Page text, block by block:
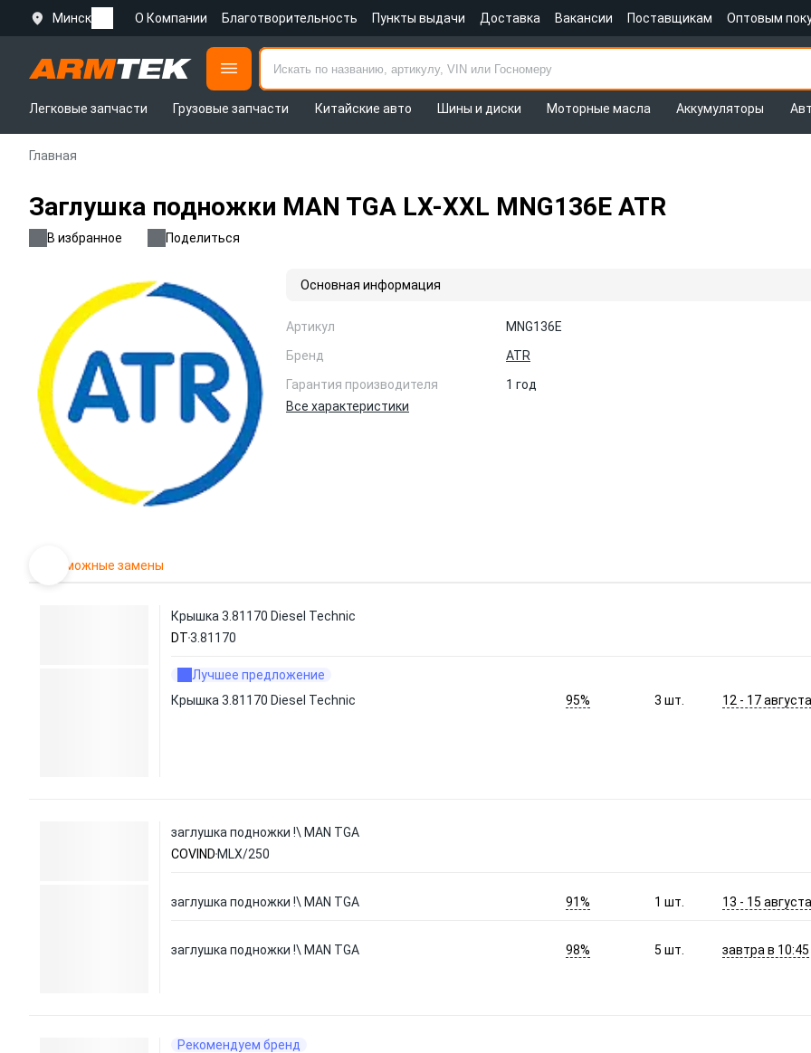
Минск О Компании Благотворительность Пункты выдачи Доставка Вакансии Поставщикам Оптовым
Легковые запчасти
Грузовые запчасти Китайские авто Шины и диски Моторные масла Аккумуляторы
Главная
Заглушка подножки MAN TGA LX-XXL MNG136E ATR
В избранное Поделиться
Основная информация
Артикул
MNG136E
Бренд
ATR
Гарантия производителя
1 год
Все характеристики
Возможные замены
Крышка 3.81170 Diesel Technic
DT3.81170
Лучшее предложение
Крышка 3.81170 Diesel Technic
95% 3шт. 12 - 17 августа
заглушка подножки !\ MAN TGA
COVIND MLX/250
заглушка подножки !\ MAN TGA 91% 1шт. 13 - 15 августа
заглушка подножки !\ MAN TGA 98% 5шт. завтра в 10:45
Рекомендуем бренд